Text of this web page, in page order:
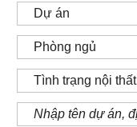
Dự án
Phòng ngủ
Tình trạng nội thất